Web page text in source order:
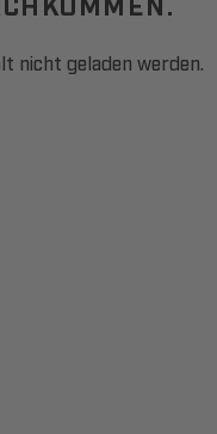
nicht geladen werden.